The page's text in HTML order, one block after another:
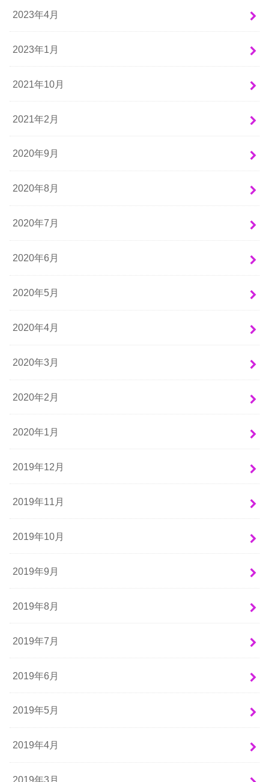
2023年4月
2023年1月
2021年10月
2021年2月
2020年9月
2020年8月
2020年7月
2020年6月
2020年5月
2020年4月
2020年3月
2020年2月
2020年1月
2019年12月
2019年11月
2019年10月
2019年9月
2019年8月
2019年7月
2019年6月
2019年5月
2019年4月
2019年3月